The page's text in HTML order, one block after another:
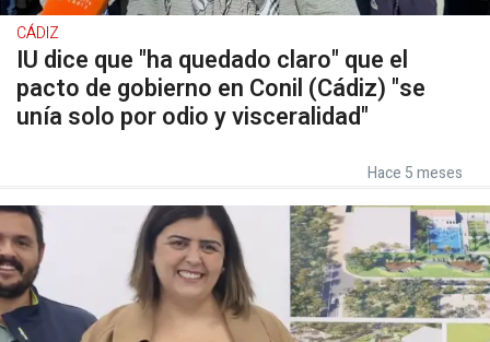
CÁDIZ
IU dice que "ha quedado claro" que el
pacto de gobierno en Conil (Cádiz) "se
unía solo por odio y visceralidad"
Hace 5 meses